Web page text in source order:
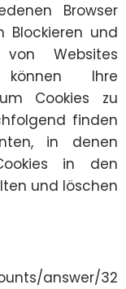
Browser
Blockieren und
Websites
Ihre
Cookies zu
finden
in denen
in den
und löschen
answer/32